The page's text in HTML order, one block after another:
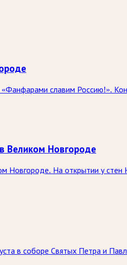
славим Россию!».
Великом Новгороде
Новгороде. На открытии у
в соборе Святых Петра и